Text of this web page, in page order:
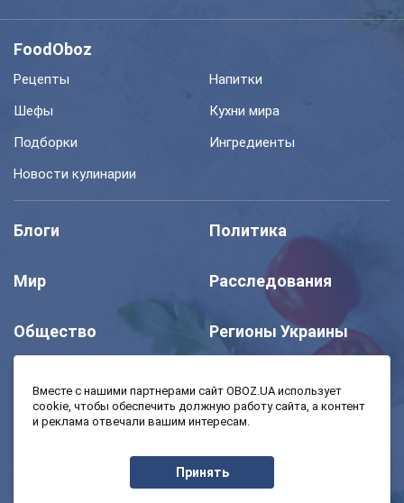
FoodOboz
Рецепты
Напитки
Шефы
Кухни мира
Подборки
Ингредиенты
Новости кулинарии
Блоги Политика
Мир Расследования
Общество Регионы Украины
Моя школа Авто
Экономика
Вместе с нашими партнерами сайт OBOZ.UA использует
cookie, чтобы обеспечить должную работу сайта, а контент
и реклама отвечали вашим интересам.
Принять